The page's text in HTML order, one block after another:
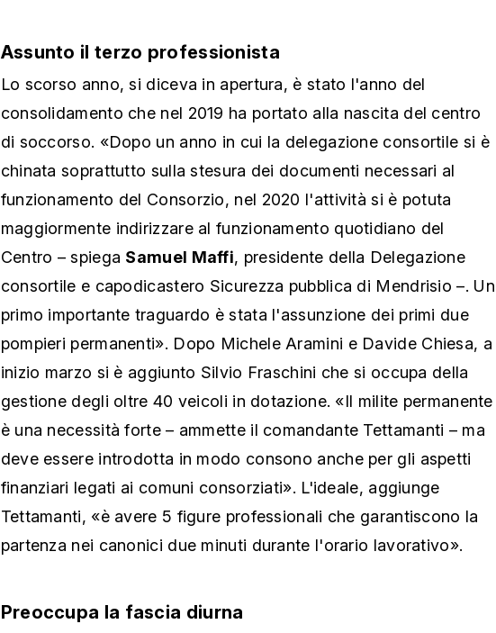
Assunto il terzo professionista
Lo scorso anno, si diceva in apertura, è stato l'anno del
consolidamento che nel 2019 ha portato alla nascita del centro
di soccorso. «Dopo un anno in cui la delegazione consortile si è
chinata soprattutto sulla stesura dei documenti necessari al
funzionamento del Consorzio, nel 2020 l'attività si è potuta
maggiormente indirizzare al funzionamento quotidiano del
Centro – spiega Samuel Maffi, presidente della Delegazione
consortile e capodicastero Sicurezza pubblica di Mendrisio –. Un
primo importante traguardo è stata l'assunzione dei primi due
pompieri permanenti». Dopo Michele Aramini e Davide Chiesa, a
inizio marzo si è aggiunto Silvio Fraschini che si occupa della
gestione degli oltre 40 veicoli in dotazione. «Il milite permanente
è una necessità forte – ammette il comandante Tettamanti – ma
deve essere introdotta in modo consono anche per gli aspetti
finanziari legati ai comuni consorziati». L'ideale, aggiunge
Tettamanti, «è avere 5 figure professionali che garantiscono la
partenza nei canonici due minuti durante l'orario lavorativo».
Preoccupa la fascia diurna